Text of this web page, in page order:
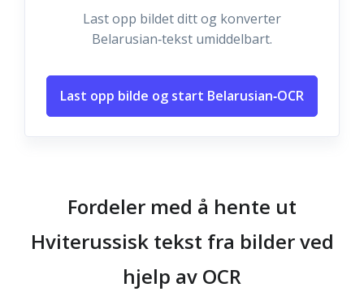
Last opp bildet ditt og konverter
Belarusian‑tekst umiddelbart.
Last opp bilde og start Belarusian‑OCR
Fordeler med å hente ut
Hviterussisk tekst fra bilder ved
hjelp av OCR